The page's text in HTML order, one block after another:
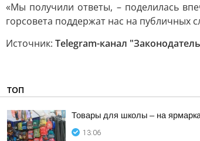
«Мы получили ответы, – поделилась
горсовета поддержат нас на публичных
Источник: Telegram-канал
ТОП
Товары для школы – на
13:06